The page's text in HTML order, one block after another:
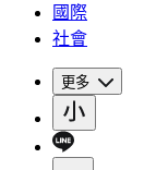
國際
社會
更多